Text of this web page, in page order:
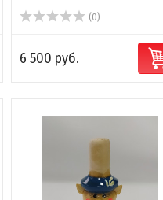
(0)
6 500 руб.